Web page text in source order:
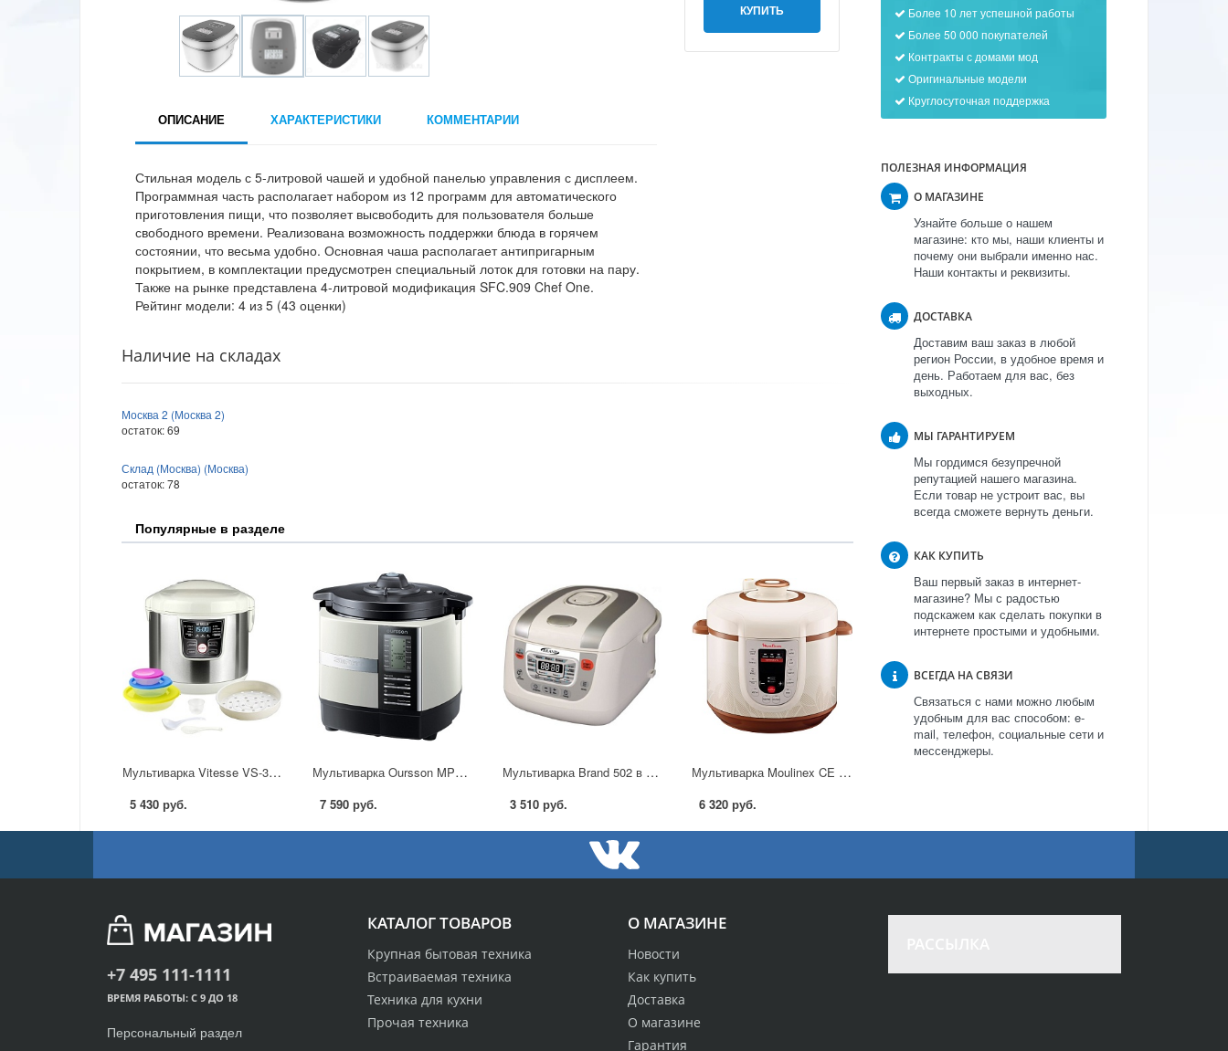
КУПИТЬ
ОПИСАНИЕ ХАРАКТЕРИСТИКИ КОММЕНТАРИИ
Стильная модель с 5-литровой чашей и удобной панелью управления с дисплеем.
Программная часть располагает набором из 12 программ для автоматического
приготовления пищи, что позволяет высвободить для пользователя больше
свободного времени. Реализована возможность поддержки блюда в горячем
состоянии, что весьма удобно. Основная чаша располагает антипригарным
покрытием, в комплектации предусмотрен специальный лоток для готовки на пару.
Также на рынке представлена 4-литровой модификация SFC.909 Chef One.
Рейтинг модели: 4 из 5 (43 оценки)
Наличие на складах
Москва 2 (Москва 2)
остаток:69
Склад (Москва) (Москва)
остаток:78
Популярные в разделе
Мультиварка Vitesse VS-3007 в Москве
5 430 руб.
Мультиварка Oursson MP5005PSD в Москве
7 590 руб.
Мультиварка Brand 502 в Москве
3 510 руб.
Мультиварка Moulinex CE 501132 в Москве
6 320 руб.
Более 10 лет успешной работы
Более 50 000 покупателей
Контракты с домами мод
Оригинальные модели
Круглосуточная поддержка
ПОЛЕЗНАЯ ИНФОРМАЦИЯ
О МАГАЗИНЕ
Узнайте больше о нашем
магазине: кто мы, наши клиенты и
почему они выбрали именно нас.
Наши контакты и реквизиты.
ДОСТАВКА
Доставим ваш заказ в любой
регион России, в удобное время и
день. Работаем для вас, без
выходных.
МЫ ГАРАНТИРУЕМ
Мы гордимся безупречной
репутацией нашего магазина.
Если товар не устроит вас, вы
всегда сможете вернуть деньги.
КАК КУПИТЬ
Ваш первый заказ в интернет-
магазине? Мы с радостью
подскажем как сделать покупки в
интернете простыми и удобными.
ВСЕГДА НА СВЯЗИ
Связаться с нами можно любым
удобным для вас способом: e-
mail, телефон, социальные сети и
мессенджеры.
О МАГАЗИНЕ
Новости
Как купить
Доставка
О магазине
Гарантия
КАТАЛОГ ТОВАРОВ
Крупная бытовая техника
Встраиваемая техника
Техника для кухни
Прочая техника
+7 495 111-1111
ВРЕМЯ РАБОТЫ: С 9 ДО 18
Персональный раздел